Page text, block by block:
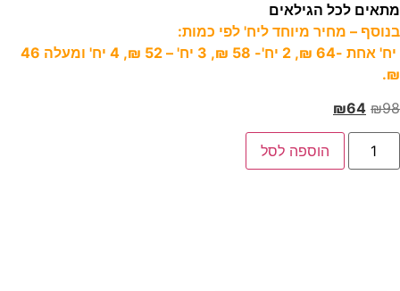
מתאים לכל הגילאים
בנוסף – מחיר מיוחד ליח' לפי כמות:
יח' אחת -64 ₪, 2 יח'- 58 ₪, 3 יח' – 52 ₪, 4 יח' ומעלה 46
₪.
₪98
₪64
הוספה לסל